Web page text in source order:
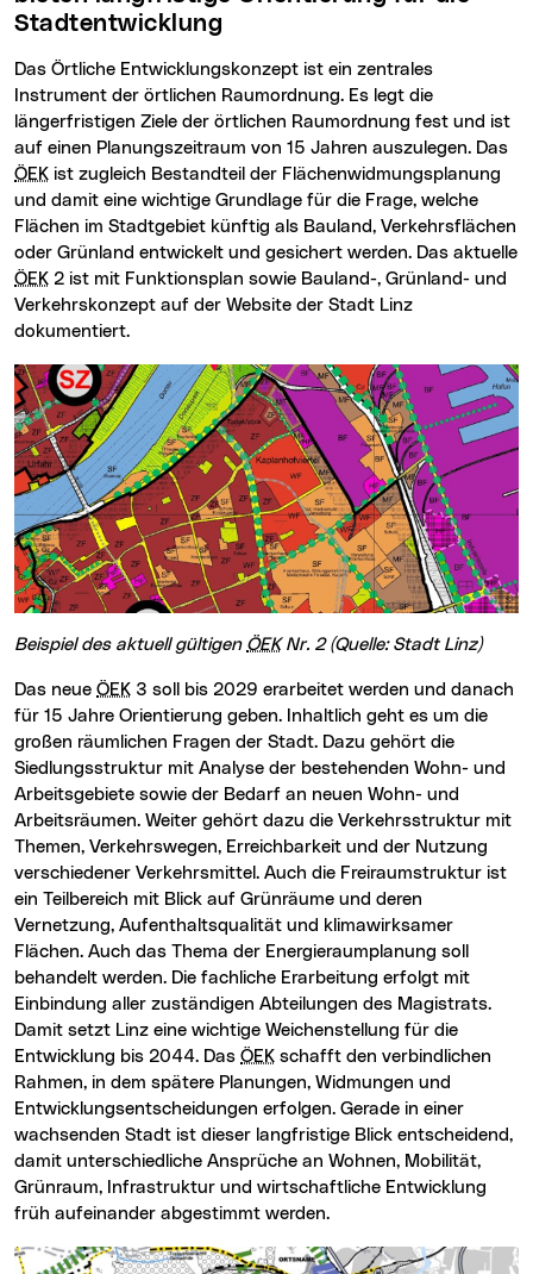
Stadtentwicklung
Das Örtliche Entwicklungskonzept ist ein zentrales
Instrument der örtlichen Raumordnung. Es legt die
längerfristigen Ziele der örtlichen Raumordnung fest und ist
auf einen Planungszeitraum von 15 Jahren auszulegen. Das
ÖEK ist zugleich Bestandteil der Flächenwidmungsplanung
und damit eine wichtige Grundlage für die Frage, welche
Flächen im Stadtgebiet künftig als Bauland, Verkehrsflächen
oder Grünland entwickelt und gesichert werden. Das aktuelle
ÖEK 2 ist mit Funktionsplan sowie Bauland-, Grünland- und
Verkehrskonzept auf der Website der Stadt Linz
dokumentiert.
Beispiel des aktuell gültigen ÖEKNr. 2 (Quelle: Stadt Linz)
Das neue ÖEK 3 soll bis 2029 erarbeitet werden und danach
für 15 Jahre Orientierung geben. Inhaltlich geht es um die
großen räumlichen Fragen der Stadt. Dazu gehört die
Siedlungsstruktur mit Analyse der bestehenden Wohn- und
Arbeitsgebiete sowie der Bedarf an neuen Wohn- und
Arbeitsräumen. Weiter gehört dazu die Verkehrsstruktur mit
Themen, Verkehrswegen, Erreichbarkeit und der Nutzung
verschiedener Verkehrsmittel. Auch die Freiraumstruktur ist
ein Teilbereich mit Blick auf Grünräume und deren
Vernetzung, Aufenthaltsqualität und klimawirksamer
Flächen. Auch das Thema der Energieraumplanung soll
behandelt werden. Die fachliche Erarbeitung erfolgt mit
Einbindung aller zuständigen Abteilungen des Magistrats.
Damit setzt Linz eine wichtige Weichenstellung für die
Entwicklung bis 2044. Das ÖEK schafft den verbindlichen
Rahmen, in dem spätere Planungen, Widmungen und
Entwicklungsentscheidungen erfolgen. Gerade in einer
wachsenden Stadt ist dieser langfristige Blick entscheidend,
damit unterschiedliche Ansprüche an Wohnen, Mobilität,
Grünraum, Infrastruktur und wirtschaftliche Entwicklung
früh aufeinander abgestimmt werden.